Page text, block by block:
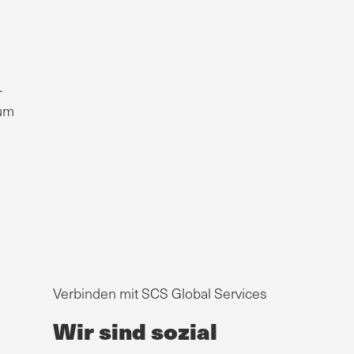
Verbinden mit SCS Global Services
Wir sind sozial